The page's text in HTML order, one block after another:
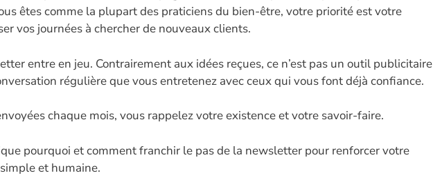
o
k
n er p
p
n
êtes comme la plupart des praticiens du bien-être, votre priorité est votre
vos journées à chercher de nouveaux clients.
entre en jeu. Contrairement aux idées reçues, ce n’est pas un outil publicitaire
régulière que vous entretenez avec ceux qui vous font déjà confiance.
chaque mois, vous rappelez votre existence et votre savoir-faire.
pourquoi et comment franchir le pas de la newsletter pour renforcer votre
et humaine.